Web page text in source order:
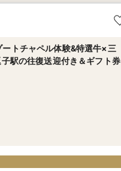
ェア＞来店・登録不要！オン
覧＆送迎
てなすステイリゾートWD◇
ートチャペル体験&特選牛×三
駅の往復送迎付き＆ギフト券